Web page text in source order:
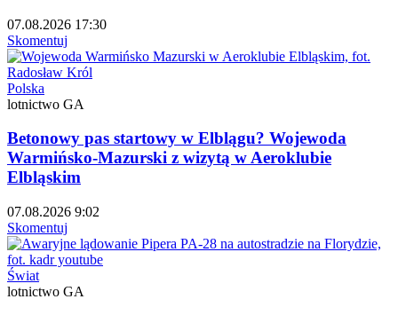
07.08.2026 17:30
Skomentuj
Polska
lotnictwo GA
Betonowy pas startowy w Elblągu? Wojewoda
Warmińsko-Mazurski z wizytą w Aeroklubie
Elbląskim
07.08.2026 9:02
Skomentuj
Świat
lotnictwo GA